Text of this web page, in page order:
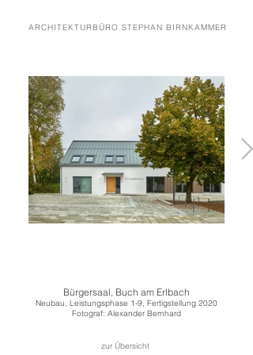
ARCHITEKTURBÜRO STEPHAN BIRNKAMMER
Bürgersaal, Buch am Erlbach
Neubau, Leistungsphase 1-9, Fertigstellung 2020
Fotograf: Alexander Bernhard
zur Übersicht